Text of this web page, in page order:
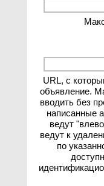
URL, с
объявление.
вводить без
написанные
ведут
ведут к
по